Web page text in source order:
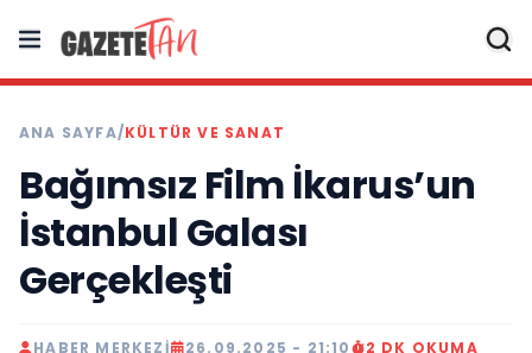
ANA SAYFA/KÜLTÜR VE SANAT
Bağımsız Film İkarus’un
İstanbul Galası
Gerçekleşti
HABER MERKEZI 26.09.2025 - 21:10 2 DK OKUMA